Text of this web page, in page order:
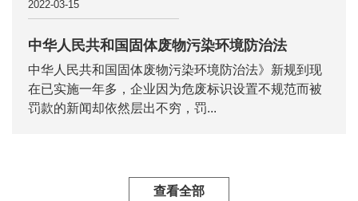
2022-03-15
中华人民共和国固体废物污染环境防治法
中华人民共和国固体废物污染环境防治法》新规到现
在已实施一年多，企业因为危废标识设置不规范而被
罚款的新闻却依然层出不穷，罚...
查看全部